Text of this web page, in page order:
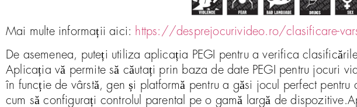
Mai multe informații aici: https://desprejocurivideo.ro/clasificare-
De asemenea, puteți utiliza aplicația PEGI pentru a verifica
Aplicația vă permite să căutați prin baza de date PEGI pentru jocuri
în funcție de vârstă, gen și platformă pentru a găsi jocul perfect
cum să configurați controlul parental pe o gamă largă de